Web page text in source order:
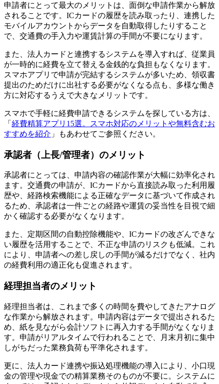
申請者にとって最大のメリットは、面倒な申請作業から解放
されることです。ICカードの履歴を読み取ったり、連携した
モバイルアカウントからデータを自動取得したりすること
で、交通費の手入力や運賃計算の手間が不要になります。
また、法人カードと連携するシステムを導入すれば、従業員
が一時的に経費を立て替える金銭的な負担もなくなります。
スマホアプリで申請が完結するシステムが多いため、領収書
提出のためだけに出社する必要がなくなる点も、多様な働き
方に対応するうえで大きなメリットです。
スマホで手軽に経費申請できるシステムを探している方は、
「 経費精算アプリ15選。スマホ対応のメリットや無料含むお
すすめを紹介 」もあわせてご参照ください。
承認者（上長/管理者）のメリット
承認者にとっては、申請内容の確認作業が大幅に効率化され
ます。交通費の申請が、ICカードから直接読み取った利用履
歴や、経路検索機能による正確なデータに基づいて作成され
るため、承認者は一件ごとの経路や運賃の妥当性を目視で細
かく確認する必要がなくなります。
また、定期区間の自動控除機能や、ICカードの改ざんできな
い履歴を活用することで、不正な申請のリスクも低減。これ
により、申請者への差し戻しの手間が減るだけでなく、社内
の経費利用の適正化も促進されます。
経理担当者のメリット
経理担当者は、これまで多くの時間を費やしてきたアナログ
な作業から解放されます。申請内容はデータで提出されるた
め、紙を見ながら会計ソフトに再入力する手間がなくなりま
す。申請がリアルタイムで行われることで、月末月初に集中
しがちだった業務負荷も平準化されます。
更に、法人カード連携や振込処理機能の導入により、小口現
金の管理や現金での精算業務そのものが不要に。システムに